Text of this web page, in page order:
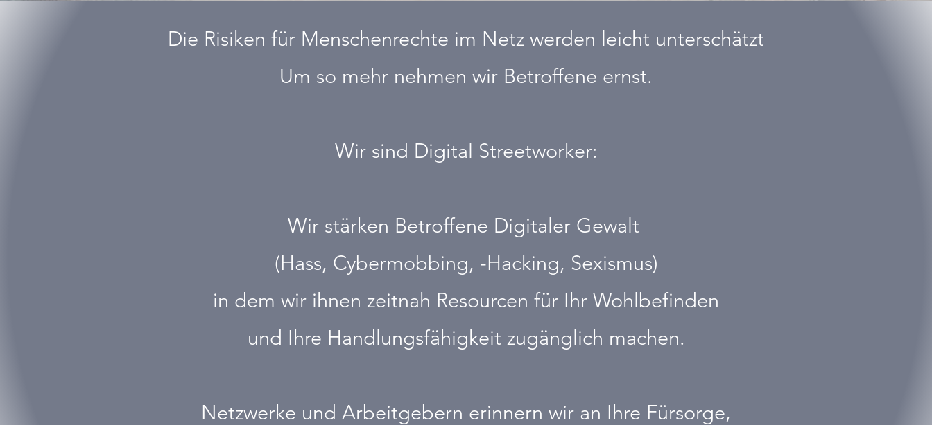
Die Risiken für Menschenrechte im Netz werden leicht unterschätzt
Um so mehr nehmen wir Betroffene ernst.
Wir sind Digital Streetworker:
Wir stärken Betroffene Digitaler Gewalt
(Hass, Cybermobbing, -Hacking, Sexismus)
in dem wir ihnen zeitnah Resourcen für Ihr Wohlbefinden
und Ihre Handlungsfähigkeit zugänglich machen.
Netzwerke und Arbeitgebern erinnern wir an Ihre Fürsorge,